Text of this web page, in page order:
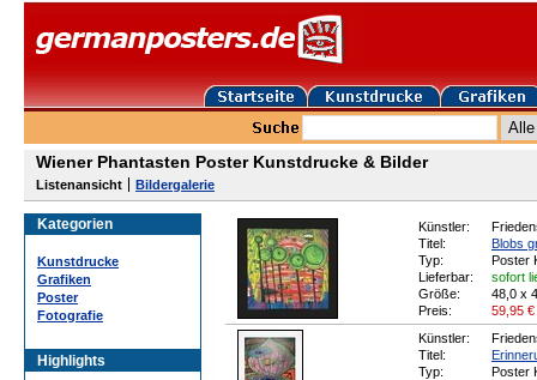
Wiener Phantasten Poster Kunstdrucke & Bilder
Listenansicht Bildergalerie
Kategorien
Kunstdrucke
Grafiken
Poster
Fotografie
Highlights
Künstler:
Titel:
Blobs
Typ:
Poster
Lieferbar:
sofort
Größe:
48,0 x
Preis:
59,95 €
Künstler:
Titel:
Typ:
Poster